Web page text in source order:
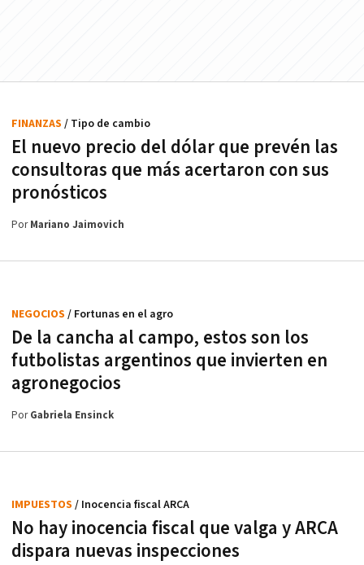
El nuevo precio del dólar que prevén las
consultoras que más acertaron con sus
pronósticos
FINANZAS / Tipo de cambio
PorMariano Jaimovich
De la cancha al campo, estos son los
futbolistas argentinos que invierten en
agronegocios
NEGOCIOS / Fortunas en el agro
PorGabriela Ensinck
No hay inocencia fiscal que valga y ARCA
dispara nuevas inspecciones
IMPUESTOS / Inocencia fiscal ARCA